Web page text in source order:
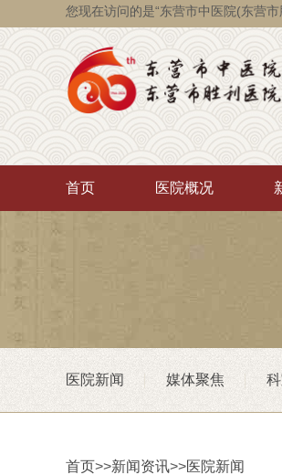
您现在访问的是“东营市中医院(东营市
首页 医院概况
医院新闻 媒体聚焦
首页>>新闻资讯>>医院新闻